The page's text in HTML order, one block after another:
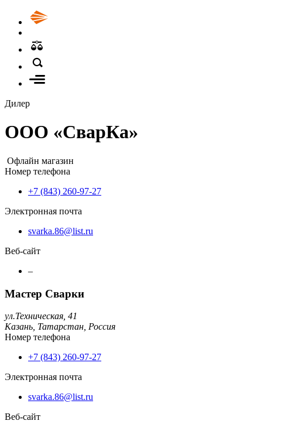
Дилер
ООО «СварКа»
Офлайн магазин
Номер телефона
+7 (843) 260-97-27
Электронная почта
svarka.86@list.ru
Веб-сайт
–
Мастер Сварки
ул.Техническая, 41
Казань, Татарстан, Россия
Номер телефона
+7 (843) 260-97-27
Электронная почта
svarka.86@list.ru
Веб-сайт